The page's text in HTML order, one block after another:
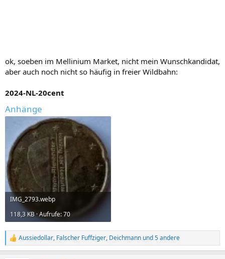
ok, soeben im Mellinium Market, nicht mein Wunschkandidat,
aber auch noch nicht so häufig in freier Wildbahn:
2024-NL-20cent
Anhänge
IMG_2793.webp
118,3 KB · Aufrufe: 70
R
e
Aussiedollar, Falscher Fuffziger, Deichmann und 5 andere